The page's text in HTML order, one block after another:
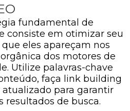
fundamental de
consiste em otimizar seu
eles apareçam nos
dos motores de
Utilize palavras-chave
faça link building
para garantir
resultados de busca.